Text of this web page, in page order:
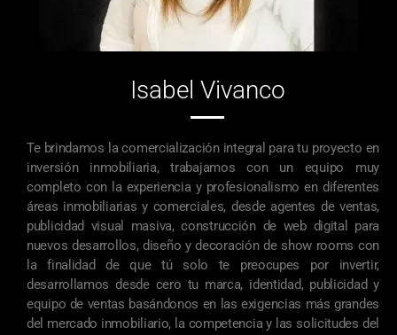
Isabel Vivanco
Te brindamos la comercialización integral para tu proyecto en
inversión inmobiliaria, trabajamos con un equipo muy
completo con la experiencia y profesionalismo en diferentes
áreas inmobiliarias y comerciales, desde agentes de ventas,
publicidad visual masiva, construcción de web digital para
nuevos desarrollos, diseño y decoración de show rooms con
la finalidad de que tú solo te preocupes por invertir,
desarrollamos desde cero tu marca, identidad, publicidad y
equipo de ventas basándonos en las exigencias más grandes
del mercado inmobiliario, la competencia y las solicitudes del